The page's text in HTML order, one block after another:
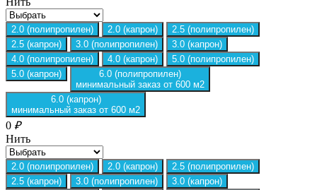
2.0 (полипропилен) 2.0 (капрон)
2.5 (полипропилен)
2.5 (капрон)
3.0 (полипропилен)
3.0 (капрон)
4.0 (полипропилен)
4.0 (капрон)
5.0 (полипропилен)
5.0 (капрон)
6.0 (полипропилен)
минимальный заказ от 600 м2
6.0 (капрон)
минимальный заказ от 600 м2
0 ₽
Нить
2.0 (полипропилен) 2.0 (капрон)
2.5 (полипропилен)
2.5 (капрон)
3.0 (полипропилен)
3.0 (капрон)